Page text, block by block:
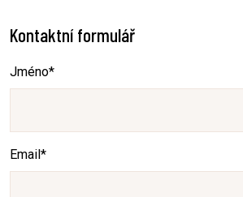
Kontaktní formulář
Jméno*
Email*